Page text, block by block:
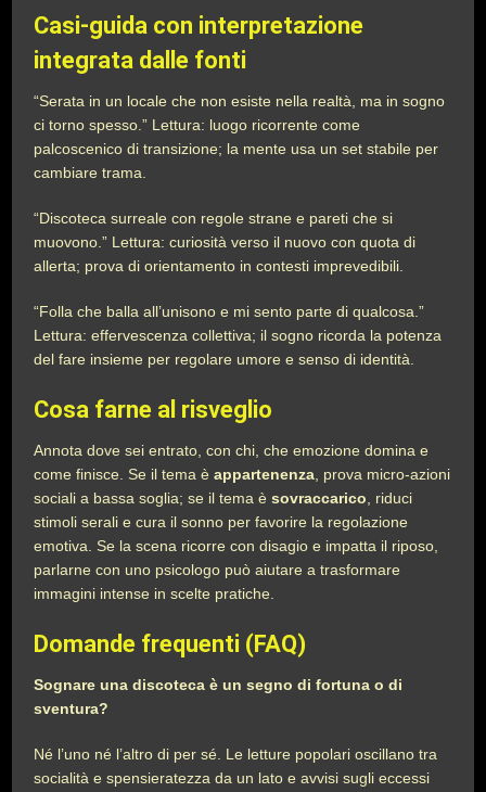
Casi-guida con interpretazione
integrata dalle fonti
“Serata in un locale che non esiste nella realtà, ma in sogno
ci torno spesso.” Lettura: luogo ricorrente come
palcoscenico di transizione; la mente usa un set stabile per
cambiare trama.
“Discoteca surreale con regole strane e pareti che si
muovono.” Lettura: curiosità verso il nuovo con quota di
allerta; prova di orientamento in contesti imprevedibili.
“Folla che balla all’unisono e mi sento parte di qualcosa.”
Lettura: effervescenza collettiva; il sogno ricorda la potenza
del fare insieme per regolare umore e senso di identità.
Cosa farne al risveglio
Annota dove sei entrato, con chi, che emozione domina e
come finisce. Se il tema èappartenenza , prova micro-azioni
sociali a bassa soglia; se il tema èsovraccarico , riduci
stimoli serali e cura il sonno per favorire la regolazione
emotiva. Se la scena ricorre con disagio e impatta il riposo,
parlarne con uno psicologo può aiutare a trasformare
immagini intense in scelte pratiche.
Domande frequenti (FAQ)
Sognare una discoteca è un segno di fortuna o di
sventura?
Né l’uno né l’altro di per sé. Le letture popolari oscillano tra
socialità e spensieratezza da un lato e avvisi sugli eccessi